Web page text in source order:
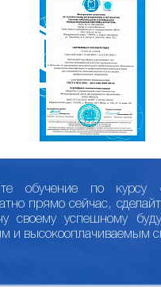
обучение по курсу
прямо сейчас,
своему успешному
и высокооплачиваемым